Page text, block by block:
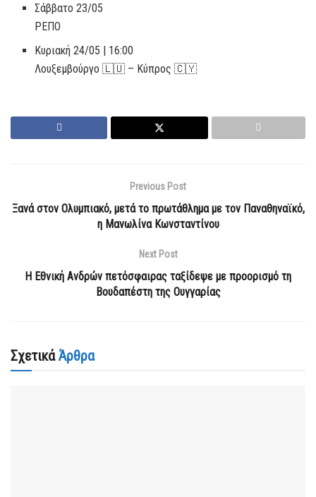
Σάββατο 23/05
ΡΕΠΟ
Κυριακή 24/05 | 16:00
Λουξεμβούργο 🇱🇺 – Κύπρος 🇨🇾
Previous Post
Ξανά στον Ολυμπιακό, μετά το πρωτάθλημα με τον Παναθηναϊκό,
η Μανωλίνα Κωνσταντίνου
Next Post
Η Εθνική Ανδρών πετόσφαιρας ταξίδεψε με προορισμό τη
Βουδαπέστη της Ουγγαρίας
ΣχετικάΆρθρα